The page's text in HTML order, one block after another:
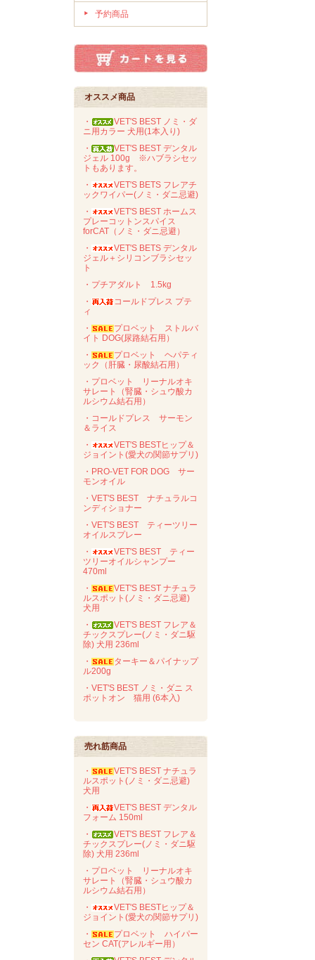
予約商品
オススメ商品
・
VET'S BEST ノミ・ダ
ニ用カラー 犬用(1本入り)
・
VET'S BEST デンタル
ジェル 100g ※ハブラシセッ
トもあります。
・
VET'S BETS フレアチ
ックワイパー(ノミ・ダニ忌避)
・
VET'S BEST ホームス
プレーコットンスパイス
forCAT（ノミ・ダニ忌避）
・
VET'S BETS デンタル
ジェル＋シリコンブラシセッ
ト
・プチアダルト 1.5kg
・
コールドプレス プテ
ィ
・
プロベット ストルバ
イト DOG(尿路結石用）
・
プロベット ヘパティ
ック（肝臓・尿酸結石用）
・プロベット リーナルオキ
サレート（腎臓・シュウ酸カ
ルシウム結石用）
・コールドプレス サーモン
＆ライス
・
VET'S BESTヒップ＆
ジョイント(愛犬の関節サプリ)
・PRO-VET FOR DOG サー
モンオイル
・VET'S BEST ナチュラルコ
ンディショナー
・VET'S BEST ティーツリー
オイルスプレー
・
VET'S BEST ティー
ツリーオイルシャンプー
470ml
・
VET'S BEST ナチュラ
ルスポット(ノミ・ダニ忌避)
犬用
・
VET'S BEST フレア＆
チックスプレー(ノミ・ダニ駆
除) 犬用 236ml
・
ターキー＆パイナップ
ル200g
・VET'S BEST ノミ・ダニ ス
ポットオン 猫用 (6本入)
売れ筋商品
・
VET'S BEST ナチュラ
ルスポット(ノミ・ダニ忌避)
犬用
・
VET'S BEST デンタル
フォーム 150ml
・
VET'S BEST フレア＆
チックスプレー(ノミ・ダニ駆
除) 犬用 236ml
・プロベット リーナルオキ
サレート（腎臓・シュウ酸カ
ルシウム結石用）
・
VET'S BESTヒップ＆
ジョイント(愛犬の関節サプリ)
・
プロベット ハイパー
セン CAT(アレルギー用）